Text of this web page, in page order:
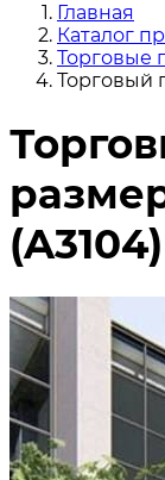
Главная
Каталог
Торговые
Торговый
(A3104)